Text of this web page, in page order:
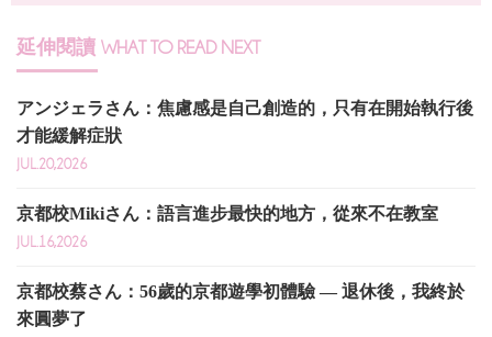
延伸閱讀 WHAT TO READ NEXT
アンジェラさん：焦慮感是自己創造的，只有在開始執行後
才能緩解症狀
JUL.20,2026
京都校Mikiさん：語言進步最快的地方，從來不在教室
JUL.16,2026
京都校蔡さん：56歲的京都遊學初體驗 — 退休後，我終於
來圓夢了